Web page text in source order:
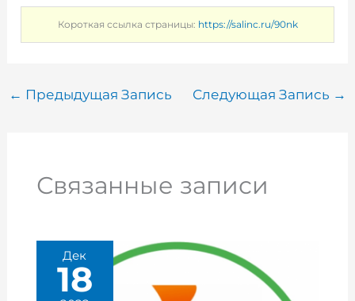
Короткая ссылка страницы: https://salinc.ru/90nk
← Предыдущая Запись Следующая Запись →
Связанные записи
Дек
18